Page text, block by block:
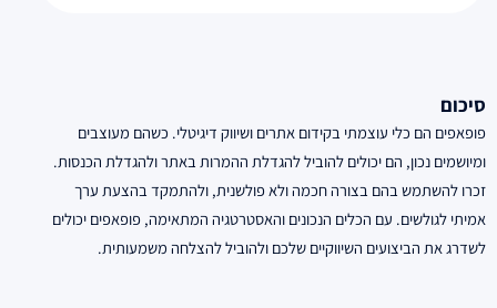
סיכום
פופאפים הם כלי עוצמתי בקידום אתרים ושיווק דיגיטלי. כשהם מעוצבים
ומיושמים נכון, הם יכולים להוביל להגדלת ההמרות באתר ולהגדלת הכנסות.
זכרו להשתמש בהם בצורה חכמה ולא פולשנית, ולהתמקד בהצעת ערך
אמיתי לגולשים. עם הכלים הנכונים והאסטרטגיה המתאימה, פופאפים יכולים
לשדרג את הביצועים השיווקיים שלכם ולהוביל להצלחה משמעותית.